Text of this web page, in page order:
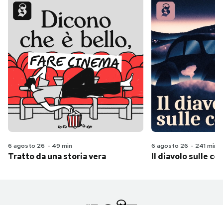
6 agosto 26 - 49 min
Tratto da una storia vera
6 agosto 26 - 241 min
Il diavolo sulle